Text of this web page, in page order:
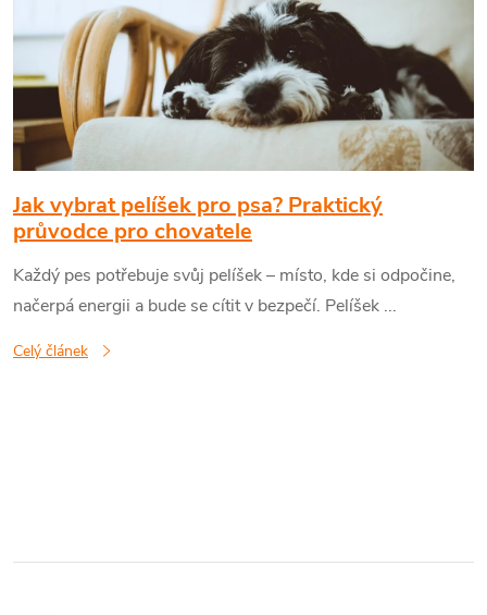
p
i
s
č
l
á
n
Jak vybrat pelíšek pro psa? Praktický
průvodce pro chovatele
Každý pes potřebuje svůj pelíšek – místo, kde si odpočine,
načerpá energii a bude se cítit v bezpečí. Pelíšek ...
Celý článek
l